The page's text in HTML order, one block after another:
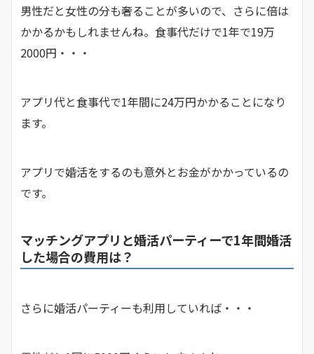
男性だと女性の分も奢ることが多いので、さらに倍は
かかるかもしれませんね。食事代だけで1年で19万
2000円・・・
アプリ代と食事代で1年間に24万円かかることになり
ます。
アプリで婚活をするのも意外とお金がかかっているの
です。
マッチングアプリと婚活パーティーで1年間婚活
した場合の費用は？
さらに婚活パーティーも利用していれば・・・